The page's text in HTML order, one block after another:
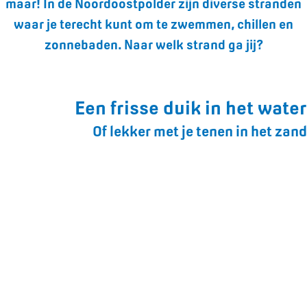
maar! In de Noordoostpolder zijn diverse stranden
waar je terecht kunt om te zwemmen, chillen en
zonnebaden. Naar welk strand ga jij?
Een frisse duik in het water
Of lekker met je tenen in het zand